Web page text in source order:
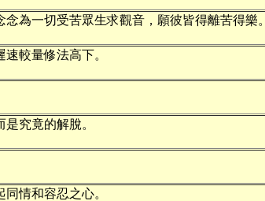
為一切受苦眾生求觀音，願彼皆得離苦得樂。
較量修法高下。
究竟的解脫。
情和容忍之心。